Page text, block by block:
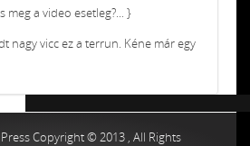
meg a video esetleg?... }
nagy vicc ez a terrun. Kéne már egy
Copyright © 2013 , All Rights